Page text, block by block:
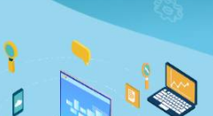
保持稳定 举办线上线下招聘180场
涨 北京对猪肉市场价格进行调控
涌现一些创新做法